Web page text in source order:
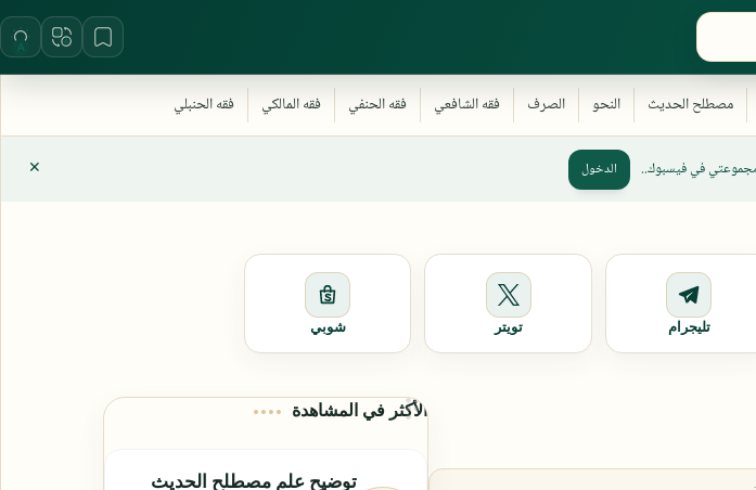
في فيسبوك.. الدخول
تليجرام تويتر شوبي
الأكثر في المشاهدة
توضيح علم مصطلح الحديث